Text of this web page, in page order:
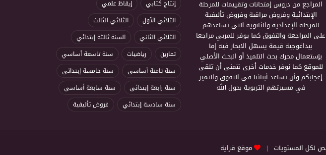
المراجع من دروس إمتحانات وتقييمات للمرحلة
الإبتدائية وفروض مراقبة وفروض تأليفية
للمرحلة الإعدادية والثانوية التي تساعدهم
على المراجعة والتفوق كما يوفر للمربي مراجعا
بيداغوجية قيمة يسهل الابحار فيه إما
بإستعمال محرك بحث التلميذ أو البحث الأصلي
للموقع كما نوفر خدمات أخرى نتمنى أن تلقى
إعجابكم وأن تساعد أبنائنا في التفوق والتميز
في مسيرتهم التربوية بحول الله
إنتاج كتابي
إيقاظ علمي
الثلاثي الأول
الثلاثي الثالث
الثلاثي الثاني
السنة ثالثة إبتدائي
تمارين
رياضيات
سنة تاسعة أساسي
سنة ثامنة أساسي
سنة خامسة إبتدائي
سنة رابعة إبتدائي
سنة سابعة أساسي
سنة سادسة إبتدائي
فروض تأليفية
موقع قراية